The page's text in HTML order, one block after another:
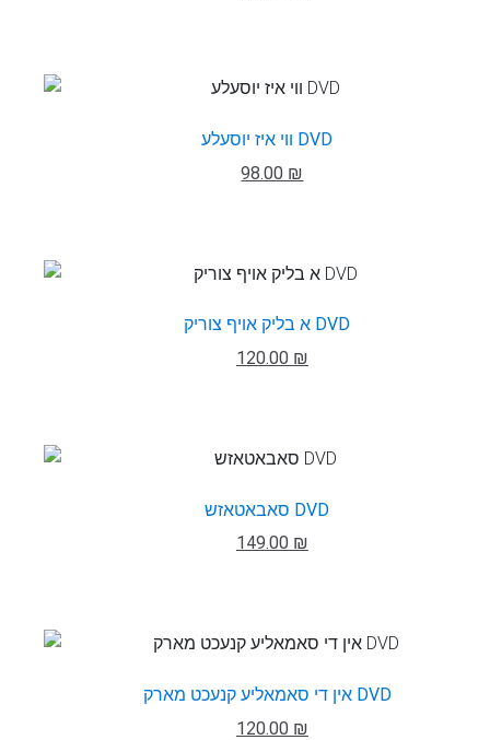
ווי איז יוסעלע DVD
98.00 ₪
א בליק אויף צוריק DVD
120.00 ₪
סאבאטאזש DVD
149.00 ₪
אין די סאמאליע קנעכט מארק DVD
120.00 ₪